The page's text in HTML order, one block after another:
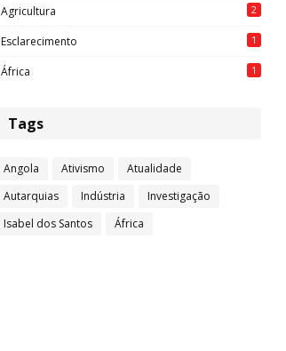
Agricultura 2
Esclarecimento 1
África 1
Tags
Angola Ativismo
Atualidade
Autarquias
Indústria
Investigação
Isabel dos Santos
África